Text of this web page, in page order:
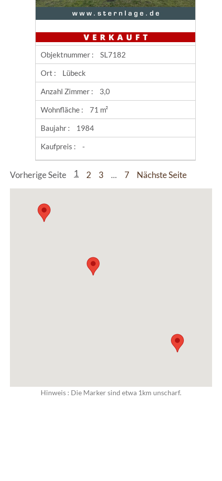
Objektnummer : SL7182
Ort : Lübeck
Anzahl Zimmer : 3,0
Wohnfläche : 71 m²
Baujahr : 1984
Kaufpreis : -
Vorherige Seite 1 2 3 ... 7 Nächste Seite
Hinweis : Die Marker sind etwa 1km unscharf.